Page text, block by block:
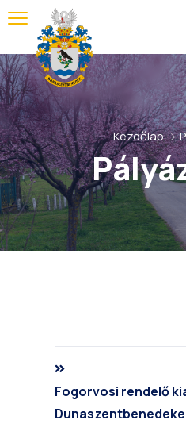
Kezdőlap
Fogorvosi rendelő